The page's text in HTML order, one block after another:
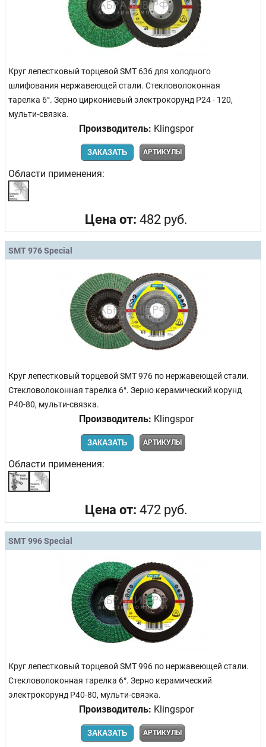
Круг лепестковый торцевой SMT 636 для холодного
шлифования нержавеющей стали. Стекловолоконная
тарелка 6°. Зерно циркониевый электрокорунд Р24 - 120,
мульти-связка.
Производитель: Klingspor
ЗАКАЗАТЬ АРТИКУЛЫ
Области применения:
Цена от: 482 руб.
SMT 976 Special
Круг лепестковый торцевой SMT 976 по нержавеющей стали.
Стекловолоконная тарелка 6°. Зерно керамический корунд
Р40-80, мульти-связка.
Производитель: Klingspor
ЗАКАЗАТЬ АРТИКУЛЫ
Области применения:
Цена от: 472 руб.
SMT 996 Special
Круг лепестковый торцевой SMT 996 по нержавеющей стали.
Стекловолоконная тарелка 6°. Зерно керамический
электрокорунд Р40-80, мульти-связка.
Производитель: Klingspor
ЗАКАЗАТЬ АРТИКУЛЫ